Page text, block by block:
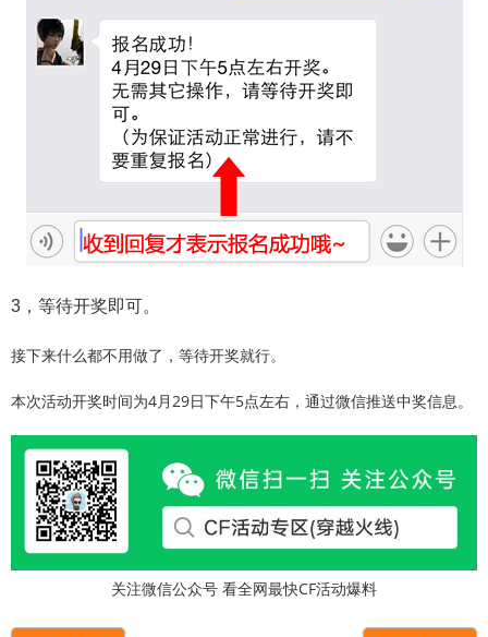
3，等待开奖即可。
接下来什么都不用做了，等待开奖就行。
本次活动开奖时间为4月29日下午5点左右，通过微信推送中奖信息。
关注微信公众号 看全网最快CF活动爆料